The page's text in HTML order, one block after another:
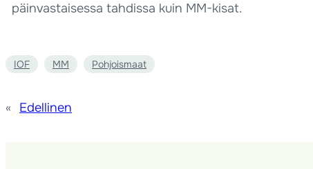
päinvastaisessa tahdissa kuin MM-kisat.
IOF MM Pohjoismaat
« Edellinen